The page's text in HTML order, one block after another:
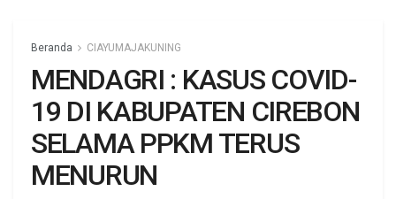
Beranda CIAYUMAJAKUNING
MENDAGRI : KASUS COVID-
19 DI KABUPATEN CIREBON
SELAMA PPKM TERUS
MENURUN